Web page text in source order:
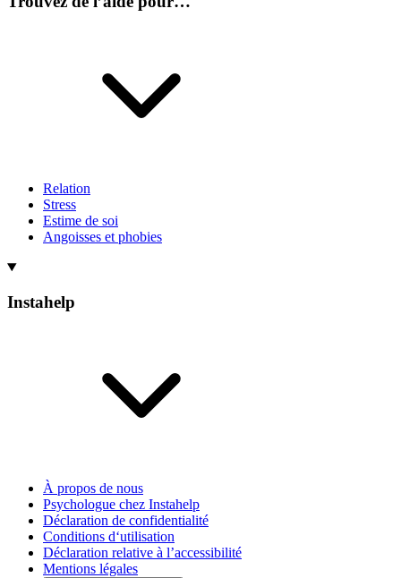
Relation
Stress
Estime de soi
Angoisses et phobies
Instahelp
À propos de nous
Psychologue chez Instahelp
Déclaration de confidentialité
Conditions d‘utilisation
Déclaration relative à l’accessibilité
Mentions légales